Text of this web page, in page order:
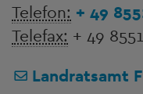
Telefon: + 49
Telefax: + 49
Landratsamt